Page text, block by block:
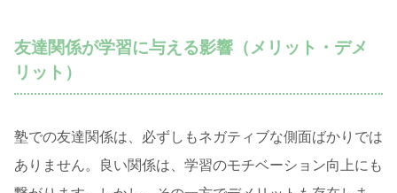
友達関係が学習に与える影響（メリット・デメ
リット）
塾での友達関係は、必ずしもネガティブな側面ばかりでは
ありません。良い関係は、学習のモチベーション向上にも